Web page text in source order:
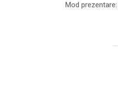
Mod prezentare: